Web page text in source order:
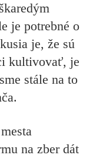
je potrebné o
je, že sú
kultivovať, je
stále na to
na zber dát